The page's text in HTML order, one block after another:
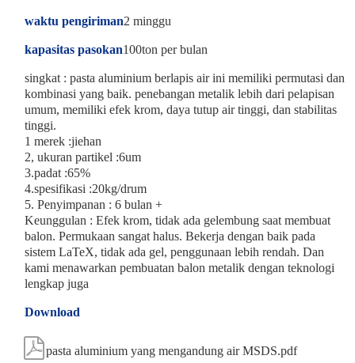
waktu pengiriman2 minggu
kapasitas pasokan100ton per bulan
singkat : pasta aluminium berlapis air ini memiliki permutasi dan
kombinasi yang baik. penebangan metalik lebih dari pelapisan
umum, memiliki efek krom, daya tutup air tinggi, dan stabilitas
tinggi.
1 merek :jiehan
2, ukuran partikel :6um
3.padat :65%
4.spesifikasi :20kg/drum
5. Penyimpanan : 6 bulan +
Keunggulan : Efek krom, tidak ada gelembung saat membuat
balon. Permukaan sangat halus. Bekerja dengan baik pada
sistem LaTeX, tidak ada gel, penggunaan lebih rendah. Dan
kami menawarkan pembuatan balon metalik dengan teknologi
lengkap juga
Download
pasta aluminium yang mengandung air MSDS.pdf